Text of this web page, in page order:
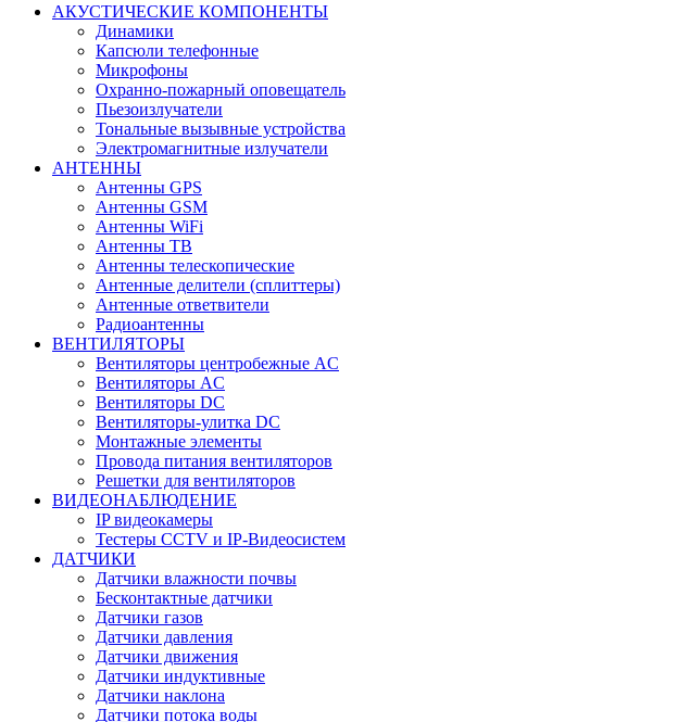
АКУСТИЧЕСКИЕ КОМПОНЕНТЫ
Динамики
Капсюли телефонные
Микрофоны
Охранно-пожарный оповещатель
Пьезоизлучатели
Тональные вызывные устройства
Электромагнитные излучатели
АНТЕННЫ
Антенны GPS
Антенны GSM
Антенны WiFi
Антенны ТВ
Антенны телескопические
Антенные делители (сплиттеры)
Антенные ответвители
Радиоантенны
ВЕНТИЛЯТОРЫ
Вентиляторы центробежные AC
Вентиляторы AC
Вентиляторы DC
Вентиляторы-улитка DC
Монтажные элементы
Провода питания вентиляторов
Решетки для вентиляторов
ВИДЕОНАБЛЮДЕНИЕ
IP видеокамеры
Тестеры CCTV и IP-Видеосистем
ДАТЧИКИ
Датчики влажности почвы
Бесконтактные датчики
Датчики газов
Датчики давления
Датчики движения
Датчики индуктивные
Датчики наклона
Датчики потока воды